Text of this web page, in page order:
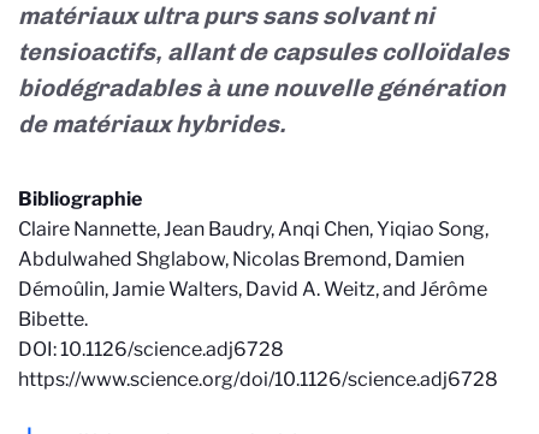
matériaux ultra purs sans solvant ni
tensioactifs, allant de capsules colloïdales
biodégradables à une nouvelle génération
de matériaux hybrides.
Bibliographie
Claire Nannette, Jean Baudry, Anqi Chen, Yiqiao Song,
Abdulwahed Shglabow, Nicolas Bremond, Damien
Démoûlin, Jamie Walters, David A. Weitz, and Jérôme
Bibette.
DOI: 10.1126/science.adj6728
https://www.science.org/doi/10.1126/science.adj6728